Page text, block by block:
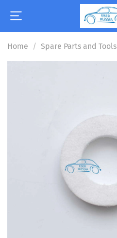
Home Spare Parts and Tools